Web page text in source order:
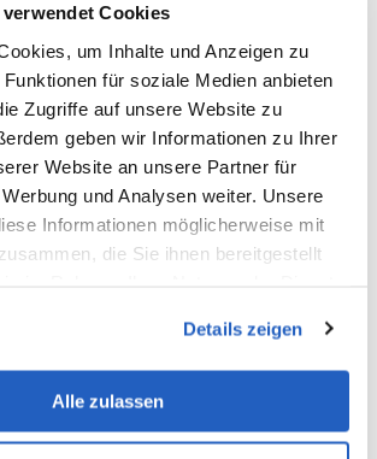
Cookies
um Inhalte und Anzeigen zu
für soziale Medien anbieten
Zugriffe auf unsere Website zu
geben wir Informationen zu Ihrer
Website an unsere Partner für
und Analysen weiter. Unsere
Informationen möglicherweise mit
die Sie ihnen bereitgestellt
Details zeigen
Alle zulassen
& CPQ